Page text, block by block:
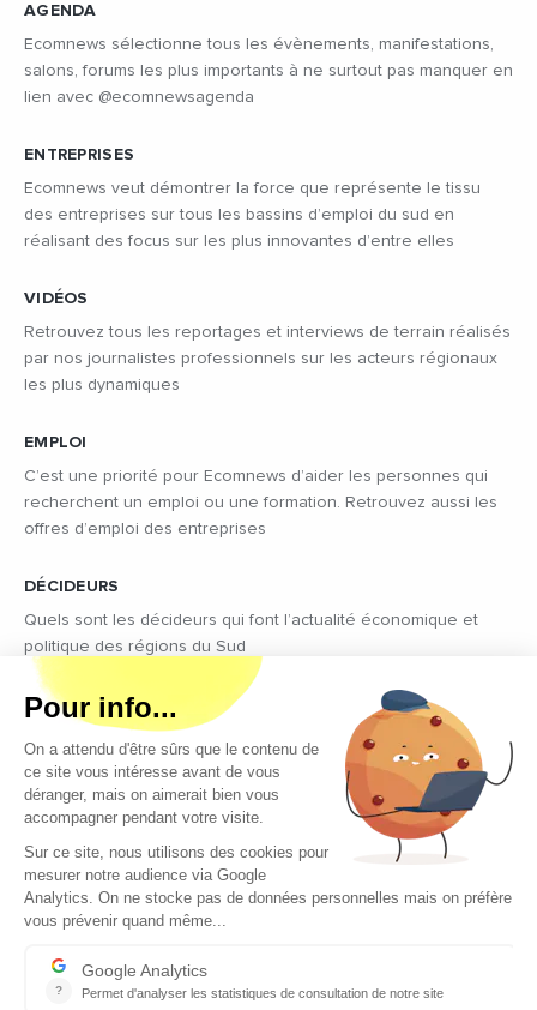
AGENDA
Ecomnews sélectionne tous les évènements, manifestations,
salons, forums les plus importants à ne surtout pas manquer en
lien avec @ecomnewsagenda
ENTREPRISES
Ecomnews veut démontrer la force que représente le tissu
des entreprises sur tous les bassins d’emploi du sud en
réalisant des focus sur les plus innovantes d’entre elles
VIDÉOS
Retrouvez tous les reportages et interviews de terrain réalisés
par nos journalistes professionnels sur les acteurs régionaux
les plus dynamiques
EMPLOI
C’est une priorité pour Ecomnews d’aider les personnes qui
recherchent un emploi ou une formation. Retrouvez aussi les
offres d’emploi des entreprises
DÉCIDEURS
Quels sont les décideurs qui font l’actualité économique et
politique des régions du Sud
Copyright © 2026 - Tous droits réservés
Qui sommes-nous ?
Contact
Conditions générales d’utilisation